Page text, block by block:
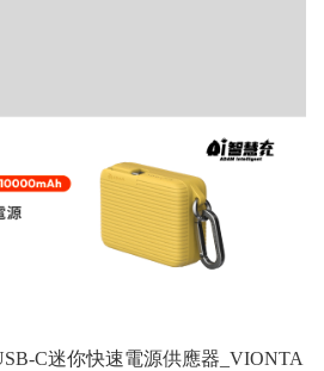
C迷你快速電源供應器_VIONTA